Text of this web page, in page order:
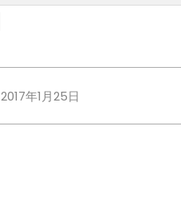
2017年1月25日